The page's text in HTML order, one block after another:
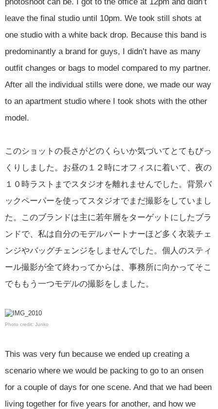
leave the final studio until 10pm. We took still shots at
one studio with a white back drop. Because this band is
predominantly a brand for guys, I didn’t have as many
outfit changes or bags to model compared to my partner.
After all the individual stills were done, we made our way
to an apartment studio where I took shots with the other
model.
このショットの長さがどのくらいか気づいてとてもびっ
くりしました。お昼の１２時にオフィスに着いて、夜の
１０時ラストまでスタジオを離れませんでした。背景バ
ックペーパーを使ってスタジオでまだ撮影をしていまし
た。このブランドは主に若年層をターゲットにしたブラ
ンドで、私は自分のモデルパートナーほど多く衣装チェ
ンジやバッグチェンジをしませんでした。個人のスティ
ール撮影が全て終わってからは、事務所に向かってそこ
でももう一つモデルの撮影をしました。
Photo credit: Junko
This was very fun because we ended up creating a
scenario where we would be packing to go to an onsen
for a couple of days for one scene. And that we had been
living together for five years for another, and how we